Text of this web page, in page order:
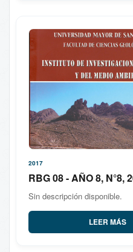
2017
RBG 08 - AÑO 8, N°8,
Sin descripción disponible.
LEER MÁS